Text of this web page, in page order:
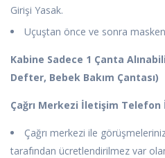
Girişi Yasak.
Uçuştan önce ve sonra
Kabine Sadece 1 Çanta
Defter, Bebek Bakım Çantası)
Çağrı Merkezi İletişim
Çağrı merkezi ile
tarafından ücretlendirilmez var